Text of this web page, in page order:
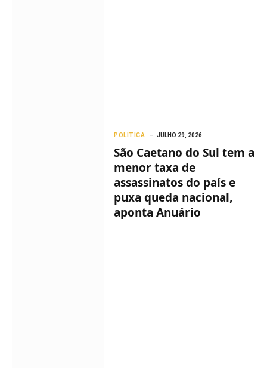
POLITICA JULHO 29, 2026
São Caetano do Sul tem a
menor taxa de
assassinatos do país e
puxa queda nacional,
aponta Anuário